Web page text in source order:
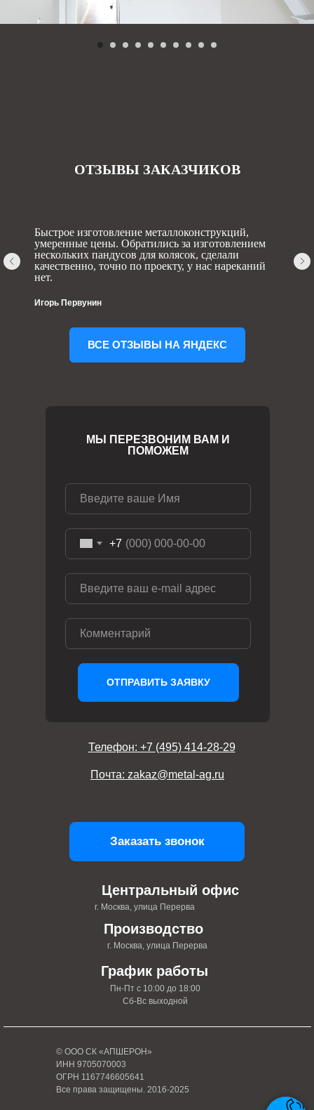
ОТЗЫВЫ ЗАКАЗЧИКОВ
Быстрое изготовление металлоконструкций,
умеренные цены. Обратились за изготовлением
нескольких пандусов для колясок, сделали
качественно, точно по проекту, у нас нареканий
нет.
Игорь Первунин
ВСЕ ОТЗЫВЫ НА ЯНДЕКС
© ООО СК «АПШЕРОН»
ИНН 9705070003
ОГРН 1167746605641
Все права защищены. 2016-2025
+7
ОТПРАВИТЬ ЗАЯВКУ
МЫ ПЕРЕЗВОНИМ ВАМ И
ПОМОЖЕМ
Центральный офис
г. Москва, улица Перерва
График работы
Пн-Пт с 10:00 до 18:00
Сб-Вс выходной
Производство
г. Москва, улица Перерва
Телефон: +7 (495) 414-28-29
Почта: zakaz@metal-ag.ru
Заказать звонок